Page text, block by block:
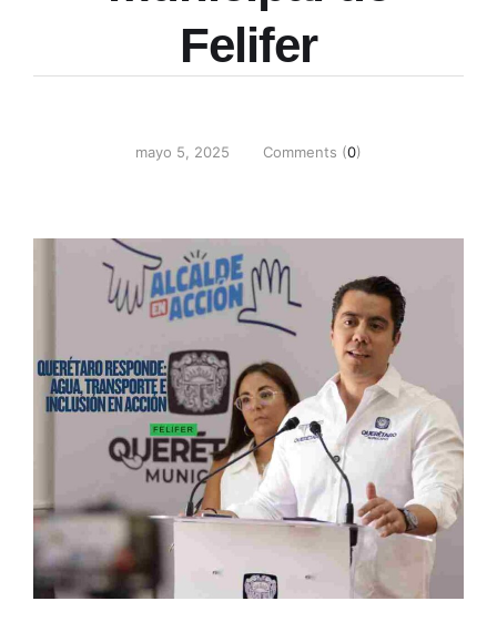
Felifer
mayo 5, 2025 Comments (0)